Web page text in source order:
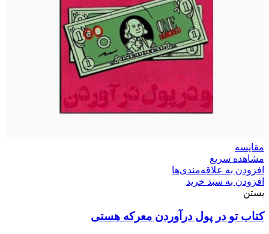
مقایسه
مشاهده سریع
افزودن به علاقه‌مندی‌ها
افزودن به سبد خرید
بستن
کتاب تو در پول درآوردن معرکه هستی